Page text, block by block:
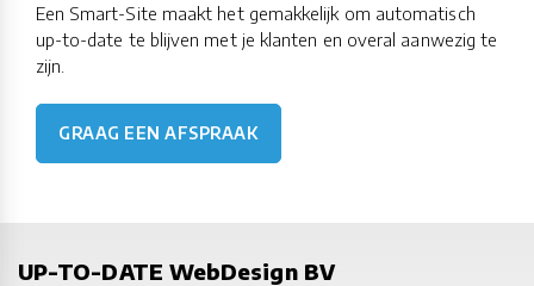
Een Smart-Site maakt het gemakkelijk om automatisch
up-to-date te blijven met je klanten en overal aanwezig te
zijn.
GRAAG EEN AFSPRAAK
UP-TO-DATE WebDesign BV